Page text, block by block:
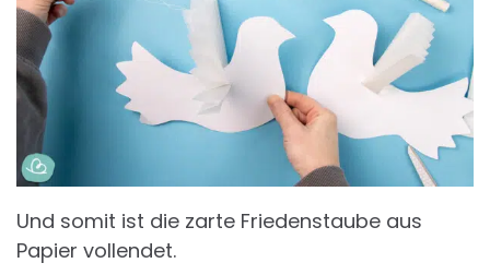
Und somit ist die zarte Friedenstaube aus
Papier vollendet.